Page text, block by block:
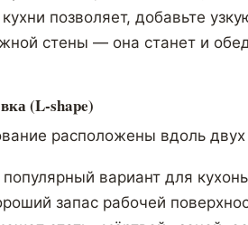
позволяет, добавьте
стены — она станет и
(L-shape)
расположены вдоль
вариант для
запас рабочей